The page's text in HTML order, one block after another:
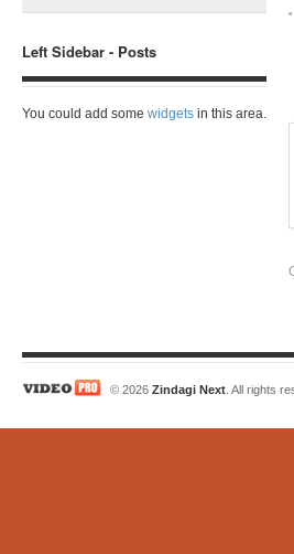
Left Sidebar - Posts
You could add some widgets in this area.
© 2026 Zindagi Next . All rights